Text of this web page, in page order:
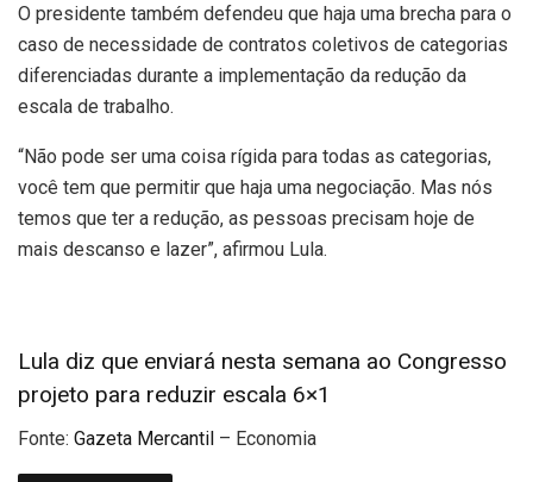
O presidente também defendeu que haja uma brecha para o
caso de necessidade de contratos coletivos de categorias
diferenciadas durante a implementação da redução da
escala de trabalho.
“Não pode ser uma coisa rígida para todas as categorias,
você tem que permitir que haja uma negociação. Mas nós
temos que ter a redução, as pessoas precisam hoje de
mais descanso e lazer”, afirmou Lula.
Lula diz que enviará nesta semana ao Congresso
projeto para reduzir escala 6×1
Fonte: Gazeta Mercantil – Economia